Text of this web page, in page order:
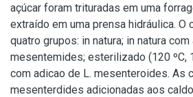
açúcar foram trituradas em uma
extraído em uma prensa hidráulica.
quatro grupos: in natura; in natura
mesentemides; esterilizado (120 ºC,
com adicao de L. mesenteroides. As
mesenterdides adicionadas aos